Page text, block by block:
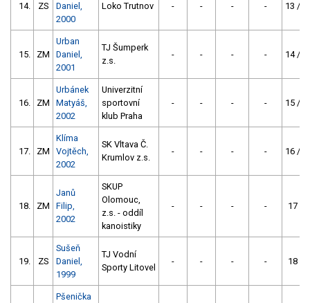
14. ZS
Daniel,
2000
Loko Trutnov - - - - 13 /
15. ZM
Urban
Daniel,
2001
TJ Šumperk
z.s.
- - - - 14 /
16. ZM
Urbánek
Matyáš,
2002
Univerzitní
sportovní
klub Praha
- - - - 15 /
17. ZM
Klíma
Vojtěch,
2002
SK Vltava Č.
Krumlov z.s.
- - - - 16 /
18. ZM
Janů
Filip,
2002
SKUP
Olomouc,
z.s. - oddíl
kanoistiky
- - - - 17 /
19. ZS
Sušeň
Daniel,
1999
TJ Vodní
Sporty Litovel
- - - - 18 /
Pšenička